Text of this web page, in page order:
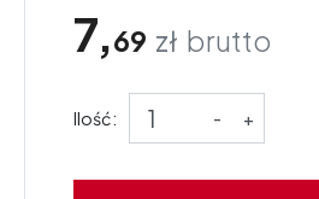
7,69 zł brutto
Ilość: - +